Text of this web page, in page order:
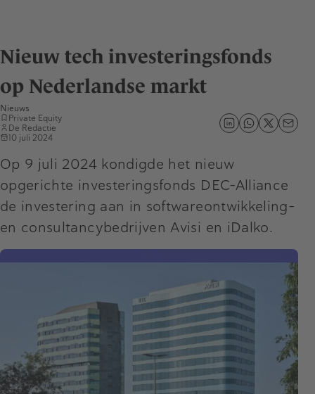
Nieuw tech investeringsfonds
op Nederlandse markt
Nieuws
Private Equity
De Redactie
10 juli 2024
Op 9 juli 2024 kondigde het nieuw
opgerichte investeringsfonds DEC-Alliance
de investering aan in softwareontwikkeling-
en consultancybedrijven Avisi en iDalko.